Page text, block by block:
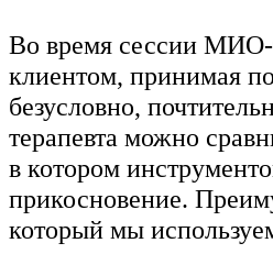
Во время сессии МИО-
клиентом, принимая
безусловно,
терапевта можно
в котором
прикосновение.
который мы